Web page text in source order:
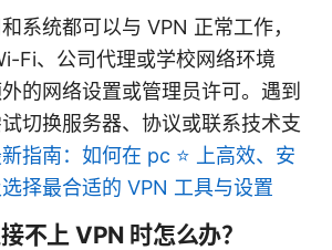
系统都可以与 VPN 正常工作，
Fi、公司代理或学校网络环境
的网络设置或管理员许可。遇到
切换服务器、协议或联系技术支
指南：如何在 pc ⭐ 上高效、安
择最合适的 VPN 工具与设置
不上 VPN 时怎么办？